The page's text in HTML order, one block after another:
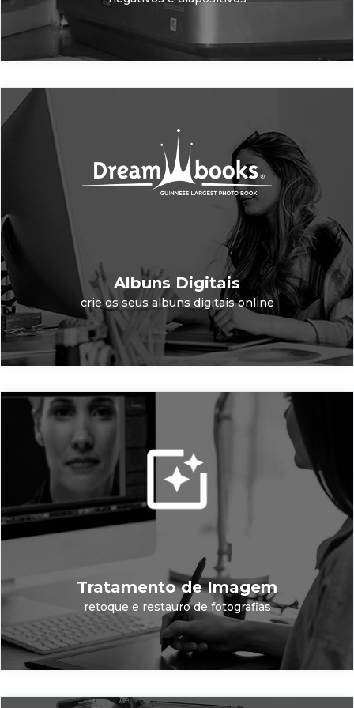
Albuns Digitais
crie os seus albuns digitais online
Tratamento de Imagem
retoque e restauro de fotografias